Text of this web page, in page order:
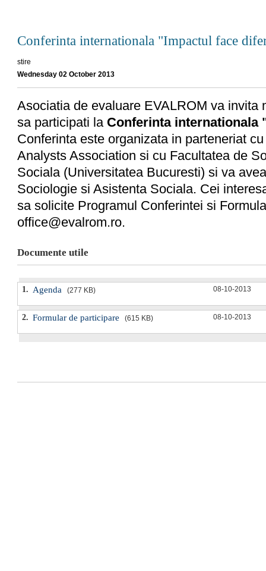
Conferinta internationala "Impactul face
stire
Wednesday 02 October 2013
Asociatia de evaluare EVALROM va invita
sa participati la Conferinta internationala
Conferinta este organizata in parteneriat
Analysts Association si cu Facultatea de
Sociala (Universitatea Bucuresti) si va
Sociologie si Asistenta Sociala. Cei
sa solicite Programul Conferintei si
office@evalrom.ro.
Documente utile
1. Agenda (277 KB) 08-10-2013
2. Formular de participare (615 KB) 08-10-2013